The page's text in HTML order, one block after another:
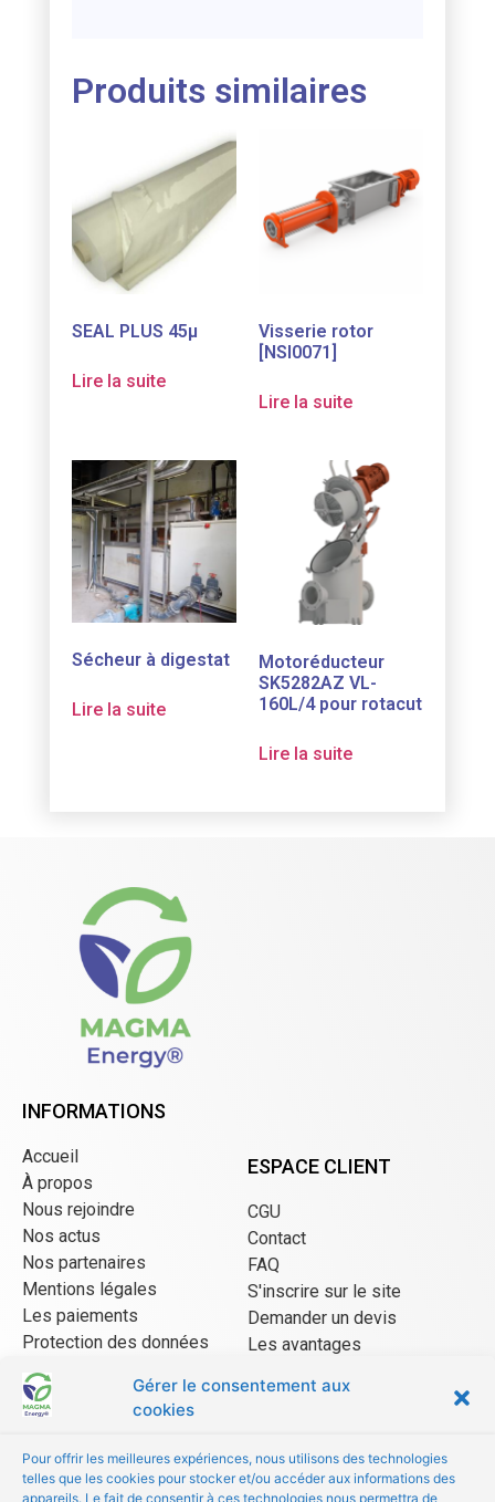
Gérer le consentement aux
cookies
Pour offrir les meilleures expériences, nous utilisons des technologies
telles que les cookies pour stocker et/ou accéder aux informations des
appareils. Le fait de consentir à ces technologies nous permettra de
Produits similaires
SEAL PLUS 45µ
Lire la suite
Visserie rotor
[NSI0071]
Lire la suite
Sécheur à digestat
Lire la suite
Motoréducteur
SK5282AZ VL-
160L/4 pour rotacut
Lire la suite
INFORMATIONS
Accueil
À propos
Nous rejoindre
Nos actus
Nos partenaires
Mentions légales
Les paiements
Protection des données
CGU Mangopay
ESPACE CLIENT
CGU
Contact
FAQ
S'inscrire sur le site
Demander un devis
Les avantages
CGU/CGV